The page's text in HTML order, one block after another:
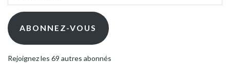
mail ABONNEZ-VOUS
Rejoignez les 69 autres abonnés